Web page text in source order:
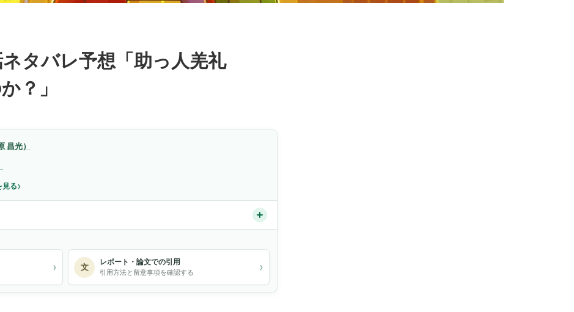
タバレ予想「助っ人羌礼
？」
昌光）
見る›
› 文 レポート・論文での引用
引用方法と留意事項を確認する ›